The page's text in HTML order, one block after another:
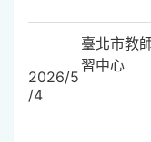
2026/5
/4
臺北市教
習中心